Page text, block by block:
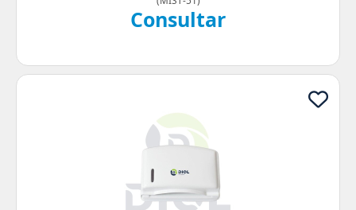
Consultar